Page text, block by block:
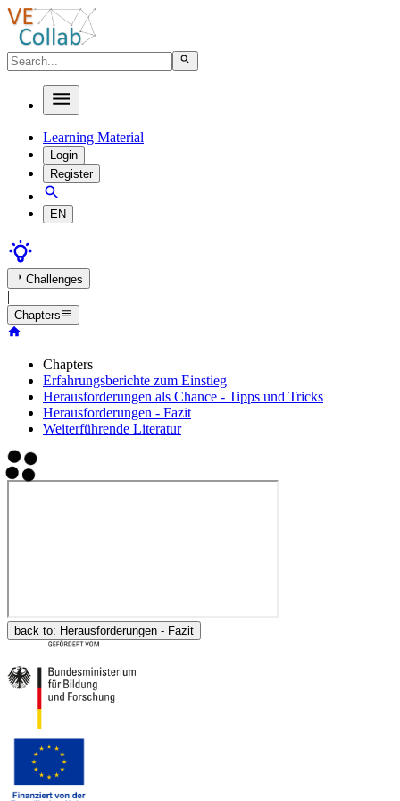
Learning Material
Login
Register
EN
Challenges
|
Chapters
Chapters
Erfahrungsberichte zum Einstieg
Herausforderungen als Chance - Tipps und Tricks
Herausforderungen - Fazit
Weiterführende Literatur
back to: Herausforderungen - Fazit